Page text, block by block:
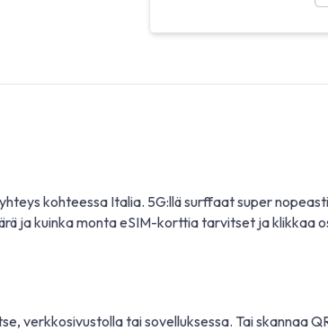
kohteessa Italia. 5G:llä surffaat super
ja kuinka monta eSIM-korttia tarvitset ja klikkaa
verkkosivustolla tai sovelluksessa. Tai skannaa